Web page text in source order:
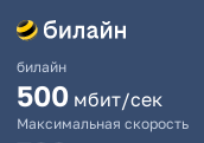
билайн
500 мбит/сек
Максимальная скорость